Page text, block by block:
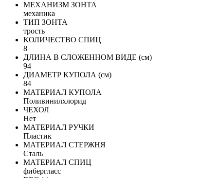
МЕХАНИЗМ ЗОНТА
механика
ТИП ЗОНТА
трость
КОЛИЧЕСТВО СПИЦ
8
ДЛИНА В СЛОЖЕННОМ ВИДЕ (см)
94
ДИАМЕТР КУПОЛА (см)
84
МАТЕРИАЛ КУПОЛА
Поливинилхлорид
ЧЕХОЛ
Нет
МАТЕРИАЛ РУЧКИ
Пластик
МАТЕРИАЛ СТЕРЖНЯ
Сталь
МАТЕРИАЛ СПИЦ
фибергласс